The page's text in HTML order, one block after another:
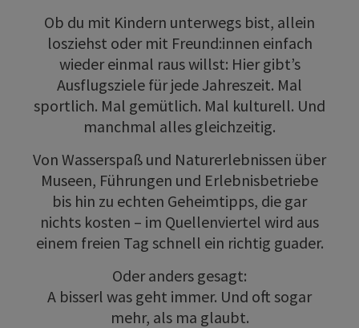
Ob du mit Kindern unterwegs bist, allein
losziehst oder mit Freund:innen einfach
wieder einmal raus willst: Hier gibt’s
Ausflugsziele für jede Jahreszeit. Mal
sportlich. Mal gemütlich. Mal kulturell. Und
manchmal alles gleichzeitig.
Von Wasserspaß und Naturerlebnissen über
Museen, Führungen und Erlebnisbetriebe
bis hin zu echten Geheimtipps, die gar
nichts kosten – im Quellenviertel wird aus
einem freien Tag schnell ein richtig guader.
Oder anders gesagt:
A bisserl was geht immer. Und oft sogar
mehr, als ma glaubt.